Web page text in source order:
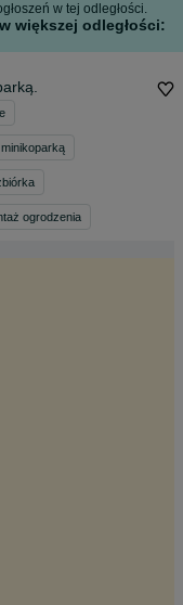
w tej odległości.
większej odległości:
minikoparką
ogrodzenia